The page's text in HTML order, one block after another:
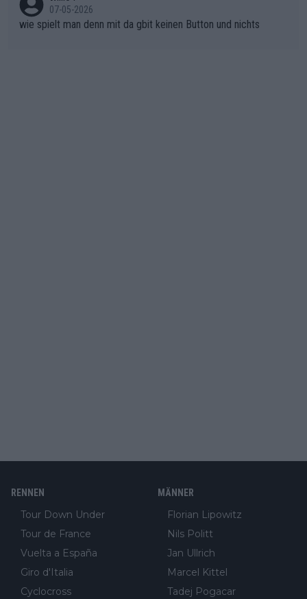
07-05-2026
wie spielt man denn mit da gbit keinen Button und nichts
RENNEN
Tour Down Under
Tour de France
Vuelta a España
Giro d'Italia
Cyclocross
MÄNNER
Florian Lipowitz
Nils Politt
Jan Ullrich
Marcel Kittel
Tadej Pogacar